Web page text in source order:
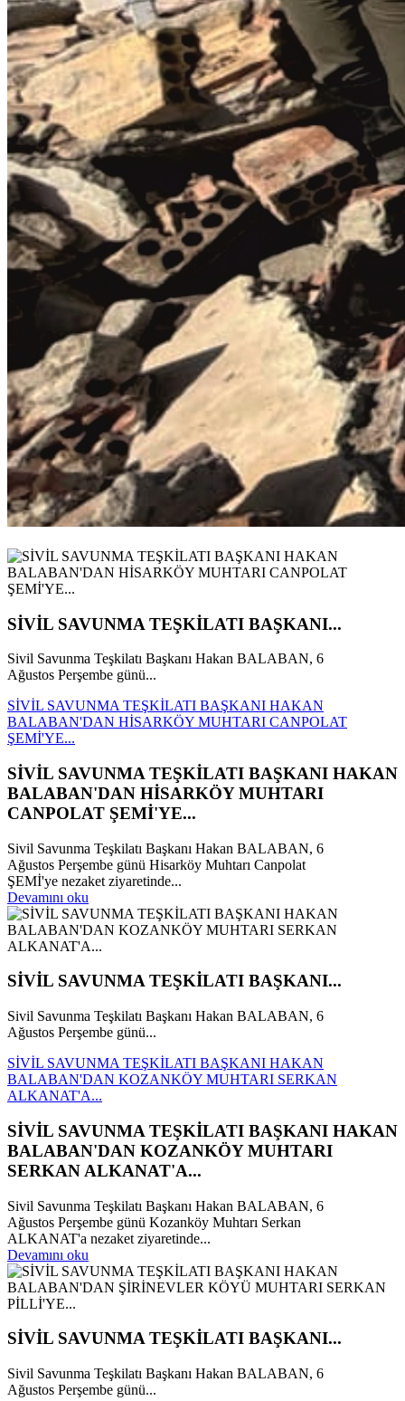
SİVİL SAVUNMA TEŞKİLATI BAŞKANI...
Sivil Savunma Teşkilatı Başkanı Hakan BALABAN, 6
Ağustos Perşembe günü...
SİVİL SAVUNMA TEŞKİLATI BAŞKANI HAKAN
BALABAN'DAN HİSARKÖY MUHTARI CANPOLAT
ŞEMİ'YE...
SİVİL SAVUNMA TEŞKİLATI BAŞKANI HAKAN
BALABAN'DAN HİSARKÖY MUHTARI
CANPOLAT ŞEMİ'YE...
Sivil Savunma Teşkilatı Başkanı Hakan BALABAN, 6
Ağustos Perşembe günü Hisarköy Muhtarı Canpolat
ŞEMİ'ye nezaket ziyaretinde...
Devamını oku
SİVİL SAVUNMA TEŞKİLATI BAŞKANI...
Sivil Savunma Teşkilatı Başkanı Hakan BALABAN, 6
Ağustos Perşembe günü...
SİVİL SAVUNMA TEŞKİLATI BAŞKANI HAKAN
BALABAN'DAN KOZANKÖY MUHTARI SERKAN
ALKANAT'A...
SİVİL SAVUNMA TEŞKİLATI BAŞKANI HAKAN
BALABAN'DAN KOZANKÖY MUHTARI
SERKAN ALKANAT'A...
Sivil Savunma Teşkilatı Başkanı Hakan BALABAN, 6
Ağustos Perşembe günü Kozanköy Muhtarı Serkan
ALKANAT'a nezaket ziyaretinde...
Devamını oku
SİVİL SAVUNMA TEŞKİLATI BAŞKANI...
Sivil Savunma Teşkilatı Başkanı Hakan BALABAN, 6
Ağustos Perşembe günü...